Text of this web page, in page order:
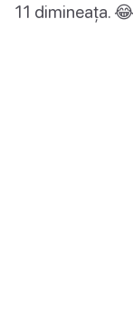
11 dimineața. 😂